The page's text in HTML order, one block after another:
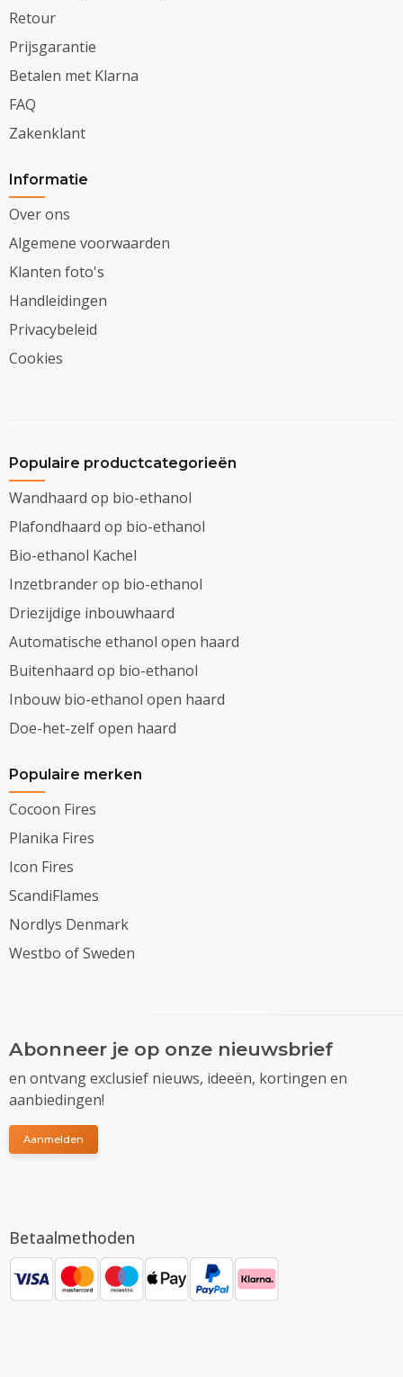
Retour
Prijsgarantie
Betalen met Klarna
FAQ
Zakenklant
Informatie
Over ons
Algemene voorwaarden
Klanten foto's
Handleidingen
Privacybeleid
Cookies
Populaire productcategorieën
Wandhaard op bio-ethanol
Plafondhaard op bio-ethanol
Bio-ethanol Kachel
Inzetbrander op bio-ethanol
Driezijdige inbouwhaard
Automatische ethanol open haard
Buitenhaard op bio-ethanol
Inbouw bio-ethanol open haard
Doe-het-zelf open haard
Populaire merken
Cocoon Fires
Planika Fires
Icon Fires
ScandiFlames
Nordlys Denmark
Westbo of Sweden
Abonneer je op onze nieuwsbrief
en ontvang exclusief nieuws, ideeën, kortingen en
aanbiedingen!
Aanmelden
Betaalmethoden